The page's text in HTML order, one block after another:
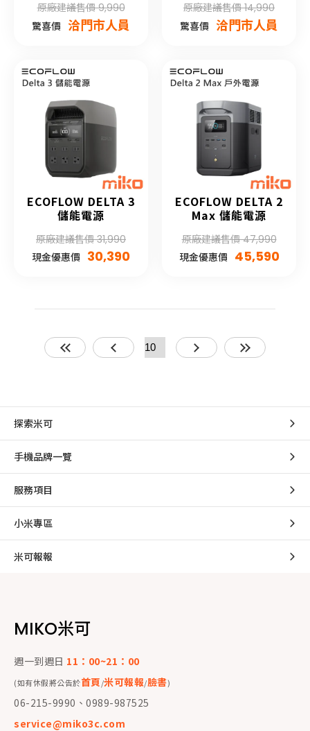
原廠建議售價 9,990
驚喜價 洽門市人員
原廠建議售價 14,990
驚喜價 洽門市人員
ECOFLOW DELTA 3
儲能電源
原廠建議售價 31,990
現金優惠價 30,390
ECOFLOW DELTA 2
Max 儲能電源
原廠建議售價 47,990
現金優惠價 45,590
探索米可
手機品牌一覽
服務項目
小米專區
米可報報
MIKO米可
週一到週日 11：00~21：00
(如有休假將公告於首頁/米可報報/臉書)
06-215-9990、0989-987525
service@miko3c.com